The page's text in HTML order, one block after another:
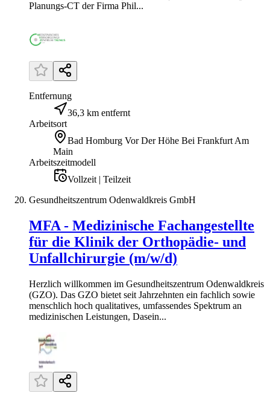
Planungs-CT der Firma Phil...
Entfernung
36,3 km entfernt
Arbeitsort
Bad Homburg Vor Der Höhe Bei Frankfurt Am
Main
Arbeitszeitmodell
Vollzeit | Teilzeit
Gesundheitszentrum Odenwaldkreis GmbH
MFA - Medizinische Fachangestellte
für die Klinik der Orthopädie- und
Unfallchirurgie (m/w/d)
Herzlich willkommen im Gesundheitszentrum Odenwaldkreis
(GZO). Das GZO bietet seit Jahrzehnten ein fachlich sowie
menschlich hoch qualitatives, umfassendes Spektrum an
medizinischen Leistungen, Dasein...